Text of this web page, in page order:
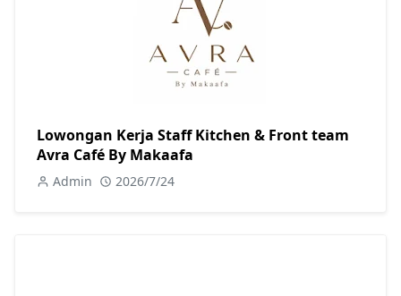
Lowongan Kerja Staff Kitchen & Front team
Avra Café By Makaafa
Admin 2026/7/24